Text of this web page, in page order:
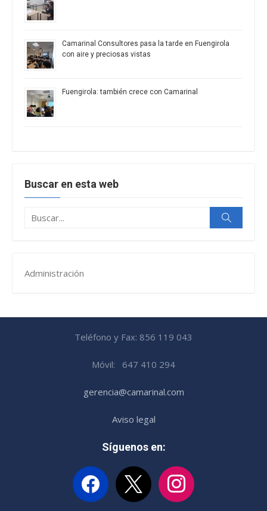
Camarinal Consultores pasa la tarde en Fuengirola
con aire y preciosas vistas
Fuengirola: también crece con Camarinal
Buscar en esta web
Buscar:
Administración
Teléfono y Fax: 856 119 043
Móvil: 647 410 294
gerencia@camarinal.com
Aviso legal
Síguenos en:
facebook x instagram